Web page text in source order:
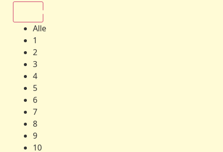
Alle
1
2
3
4
5
6
7
8
9
10